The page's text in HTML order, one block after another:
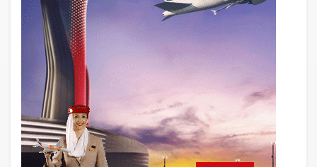
Emirates’in reddettiği 10 Boeing 777X
için United kararı
5 saat önce
DHL uçağı havada cisimle çarpıştı,
havalimanında patlayıcı drone bulundu
6 saat önce
Üniformasız Disiplin: Kabin Ekipleri Nasıl